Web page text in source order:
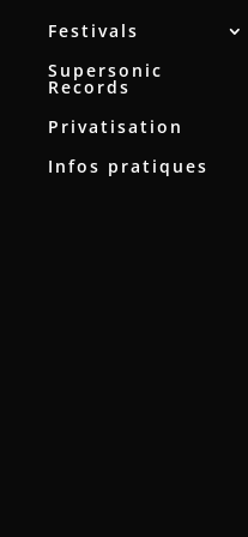
Festivals
Supersonic
Records
Privatisation
Infos pratiques